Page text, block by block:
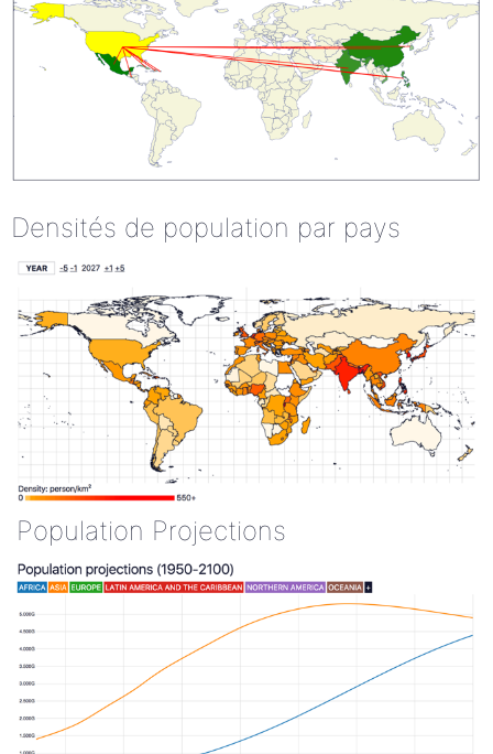
Densités de population par pays
Population Projections